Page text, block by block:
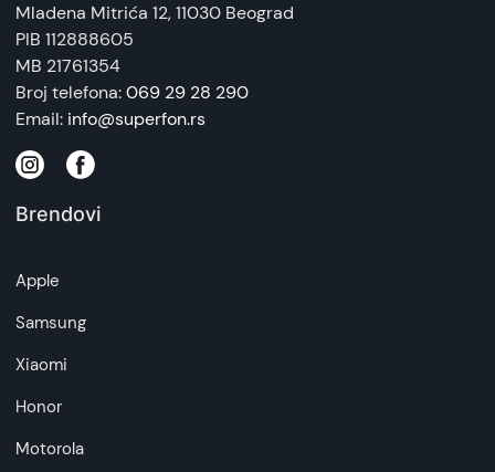
Mladena Mitrića 12, 11030 Beograd
PIB 112888605
MB 21761354
Broj telefona:069 29 28 290
Email: info@superfon.rs
Brendovi
Apple
Samsung
Xiaomi
Honor
Motorola